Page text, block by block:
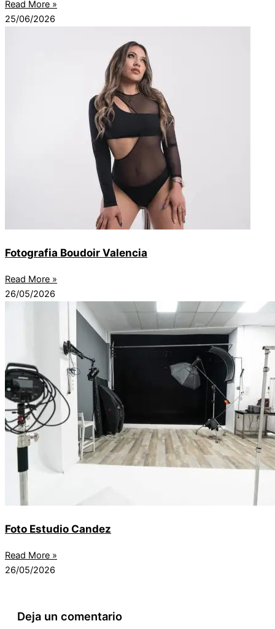
Read More »
25/06/2026
Fotografia Boudoir Valencia
Read More »
26/05/2026
Foto Estudio Candez
Read More »
26/05/2026
Deja un comentario